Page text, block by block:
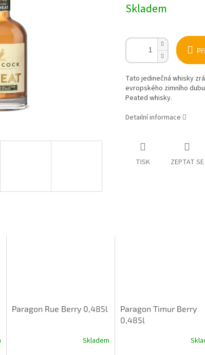
cena:
Skladem
Tato jedinečná whisky
evropského zimního
Peated whisky.
Detailní informace
TISK ZEPTAT SE
Paragon Rue Berry 0,485l
Skladem
Paragon Timur Berry
0,485l